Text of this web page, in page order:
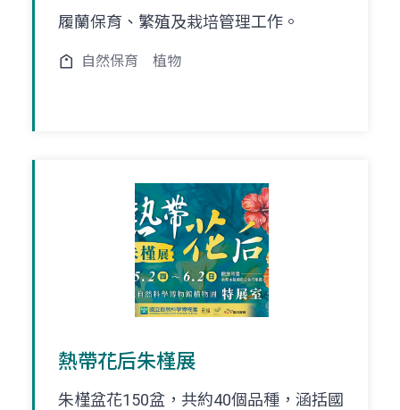
履蘭保育、繁殖及栽培管理工作。
自然保育 植物
熱帶花后朱槿展
朱槿盆花150盆，共約40個品種，涵括國